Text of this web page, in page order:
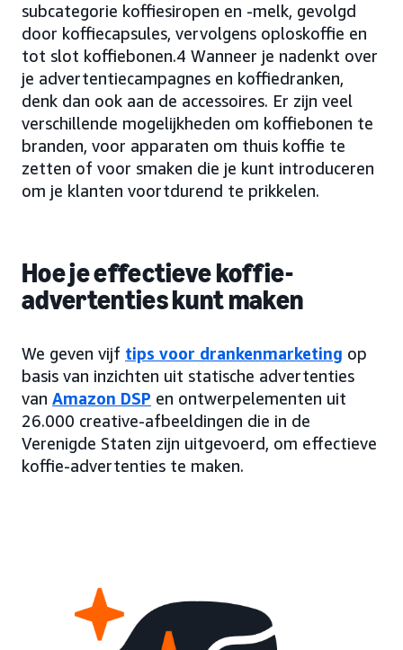
subcategorie koffiesiropen en -melk, gevolgd
door koffiecapsules, vervolgens oploskoffie en
tot slot koffiebonen.4 Wanneer je nadenkt over
je advertentiecampagnes en koffiedranken,
denk dan ook aan de accessoires. Er zijn veel
verschillende mogelijkheden om koffiebonen te
branden, voor apparaten om thuis koffie te
zetten of voor smaken die je kunt introduceren
om je klanten voortdurend te prikkelen.
Hoe je effectieve koffie-
advertenties kunt maken
We geven vijf tips voor drankenmarketing op
basis van inzichten uit statische advertenties
van Amazon DSP en ontwerpelementen uit
26.000 creative-afbeeldingen die in de
Verenigde Staten zijn uitgevoerd, om effectieve
koffie-advertenties te maken.